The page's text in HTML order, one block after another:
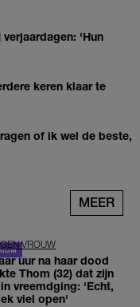
'Hun
keren klaar te
of ik wel de beste,
MEER
VROUW
uur na haar dood
Thom (32) dat zijn
vreemdging: 'Echt,
viel open'